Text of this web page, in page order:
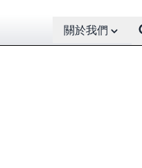
Open About menu
關於我們